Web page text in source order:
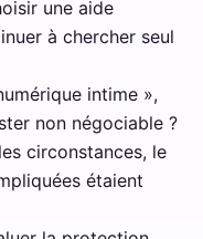
une aide
à chercher seul
intime »,
non négociable ?
circonstances, le
étaient